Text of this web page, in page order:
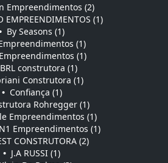
Empreendimentos (2)
EMPREENDIMENTOS (1)
By Seasons (1)
(1)
(1)
construtora (1)
Construtora (1)
• Confiança (1)
Rohregger (1)
Empreendimentos (1)
Empreendimentos (1)
CONSTRUTORA (2)
• J.A RUSSI (1)